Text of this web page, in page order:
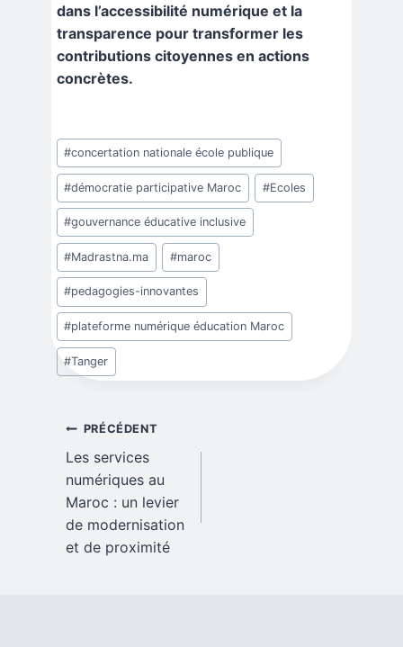
dans l’accessibilité numérique et la
transparence pour transformer les
contributions citoyennes en actions
concrètes.
Étiquettes
de
la
publication :
#concertation nationale école publique
#démocratie participative Maroc #Ecoles
#gouvernance éducative inclusive
#Madrastna.ma #maroc
#pedagogies-innovantes
#plateforme numérique éducation Maroc
#Tanger
Navigation
de
l’article
PRÉCÉDENT
Les services
numériques au
Maroc : un levier
de modernisation
et de proximité